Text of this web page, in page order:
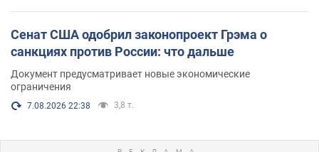
Сенат США одобрил законопроект Грэма о
санкциях против России: что дальше
Документ предусматривает новые экономические
ограничения
7.08.2026 22:38 3,8 т.